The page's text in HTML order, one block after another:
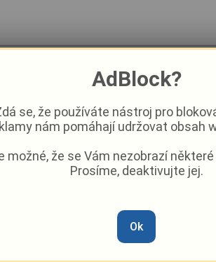
vybavení (nejen na
ceny: V Plzni-
obří výprodej se
%
poslechnout v audio podobě
AdBlock?
se, že používáte nástroj pro
nám pomáhají udržovat obsah
možné, že se Vám nezobrazí
Prosíme, deaktivujte jej.
Ok